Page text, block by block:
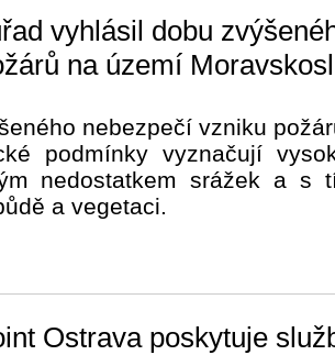
vyhlásil dobu
na území
nebezpečí vzniku
podmínky vyznačují
nedostatkem srážek a s
a vegetaci.
Ostrava poskytuje